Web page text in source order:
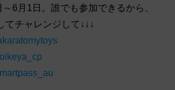
6月1日。誰でも参加できるから、
てチャレンジして↓↓↓